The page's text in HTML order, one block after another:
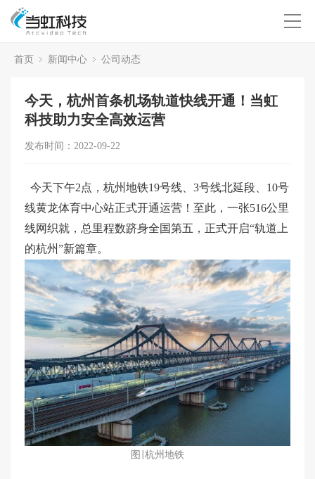
首页 新闻中心 公司动态
今天，杭州首条机场轨道快线开通！当虹
科技助力安全高效运营
发布时间：2022-09-22
今天下午2点，杭州地铁19号线、3号线北延段、10号
线黄龙体育中心站正式开通运营！至此，一张516公里
线网织就，总里程数跻身全国第五，正式开启“轨道上
的杭州”新篇章。
图 |杭州地铁